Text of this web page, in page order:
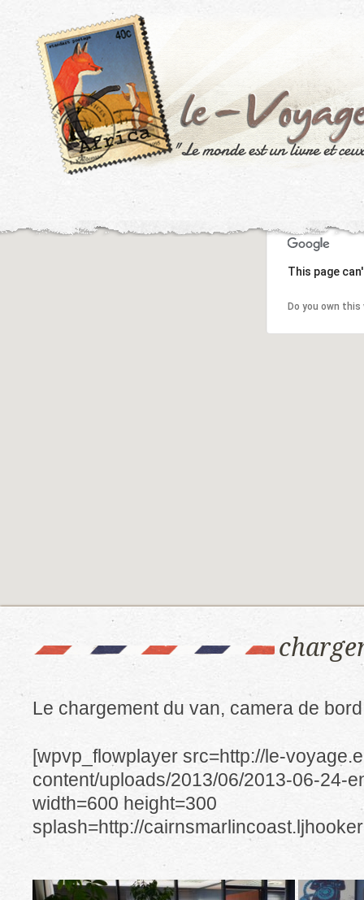
This page
Do you own
Le chargement du van, camera de
[wpvp_flowplayer src=http://le-
content/uploads/2013/06/2013-06-24-
width=600 height=300
splash=http://